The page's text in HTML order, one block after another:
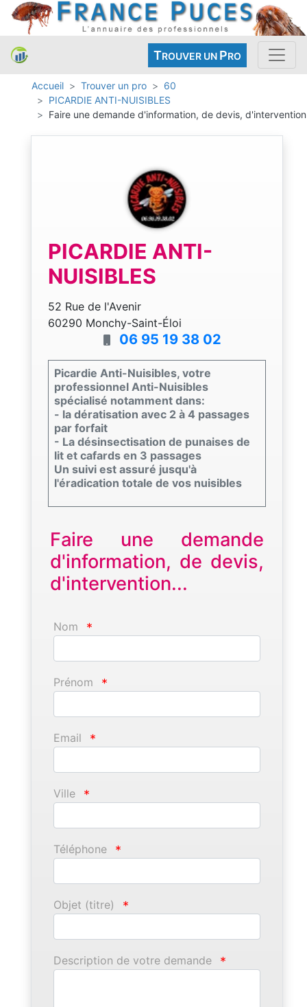
TROUVER UN PRO
Accueil Trouver un pro
60
PICARDIE ANTI-NUISIBLES
Faire une demande d'information, de devis, d'intervention
PICARDIE ANTI-
NUISIBLES
52 Rue de l'Avenir
60290 Monchy-Saint-Éloi
06 95 19 38 02
Picardie Anti-Nuisibles, votre
professionnel Anti-Nuisibles
spécialisé notamment dans:
- la dératisation avec 2 à 4 passages
par forfait
- La désinsectisation de punaises de
lit et cafards en 3 passages
Un suivi est assuré jusqu'à
l'éradication totale de vos nuisibles
Faire une demande
d'information, de devis,
d'intervention...
Nom *
Prénom *
Email *
Ville *
Téléphone *
Objet (titre) *
Description de votre demande *